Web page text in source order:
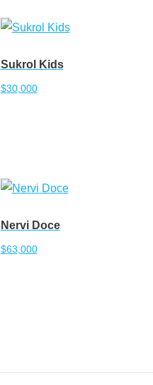
Sukrol Kids
$30,000
Nervi Doce
$63,000